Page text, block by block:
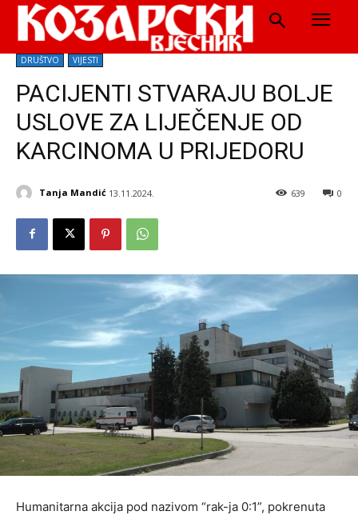
DRUŠTVO VIJESTI
PACIJENTI STVARAJU BOLJE
USLOVE ZA LIJEČENJE OD
KARCINOMA U PRIJEDORU
Tanja Mandić 13.11.2024. 0
639
Humanitarna akcija pod nazivom “rak-ja 0:1”, pokrenuta